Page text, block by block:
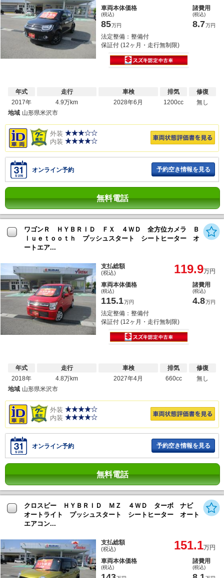
車両本体価格
(税込)
85万円
諸費用
(税込)
8.7万円
法定整備：整備付
保証付 (12ヶ月・走行無制限)
年式
2017年
走行
4.9万km
車検
2028年6月
排気
1200cc
修復
無し
地域 山形県米沢市
外装
内装
オンライン予約 予約空き情報を見る
無料電話
ワゴンＲ ＨＹＢＲＩＤ ＦＸ ４ＷＤ 全方位カメラ Ｂ
ｌｕｅｔｏｏｔｈ プッシュスタート シートヒーター オ
ートエア...
支払総額
(税込) 119.9万円
車両本体価格
(税込)
115.1万円
諸費用
(税込)
4.8万円
法定整備：整備付
保証付 (12ヶ月・走行無制限)
年式
2018年
走行
4.8万km
車検
2027年4月
排気
660cc
修復
無し
地域 山形県米沢市
外装
内装
オンライン予約 予約空き情報を見る
無料電話
クロスビー ＨＹＢＲＩＤ ＭＺ ４ＷＤ ターボ ナビ
オートライト プッシュスタート シートヒーター オート
エアコン...
支払総額
(税込) 151.1万円
車両本体価格
(税込)
諸費用
(税込)